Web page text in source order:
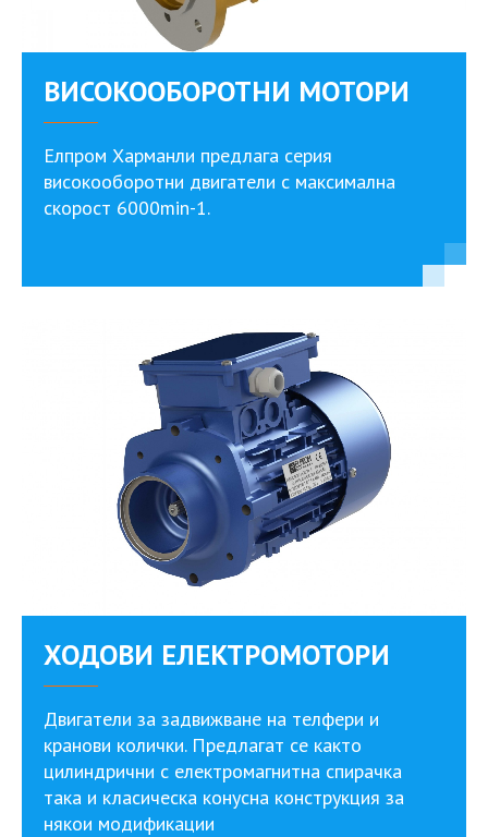
ВИСОКООБОРОТНИ МОТОРИ
Елпром Харманли предлага серия
високооборотни двигатели с максимална
скорост 6000min-1.
ХОДОВИ ЕЛЕКТРОМОТОРИ
Двигатели за задвижване на телфери и
кранови колички. Предлагат се както
цилиндрични с електромагнитна спирачка
така и класическа конусна конструкция за
някои модификации